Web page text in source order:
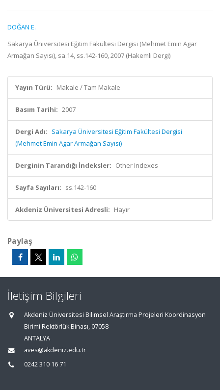
DOĞAN E.
Sakarya Üniversitesi Eğitim Fakültesi Dergisi (Mehmet Emin Agar
Armağan Sayısı), sa.14, ss.142-160, 2007 (Hakemli Dergi)
Yayın Türü: Makale / Tam Makale
Basım Tarihi: 2007
Dergi Adı: Sakarya Üniversitesi Eğitim Fakültesi Dergisi
(Mehmet Emin Agar Armağan Sayısı)
Derginin Tarandığı İndeksler: Other Indexes
Sayfa Sayıları: ss.142-160
Akdeniz Üniversitesi Adresli: Hayır
Paylaş
İletişim Bilgileri
Akdeniz Üniversitesi Bilimsel Araştırma Projeleri Koordinasyon
Birimi Rektörlük Binası, 07058
ANTALYA
aves@akdeniz.edu.tr
0242 310 16 71